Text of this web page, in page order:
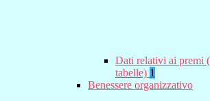
Dati relativi ai premi
tabelle) 1
Benessere organizzativo